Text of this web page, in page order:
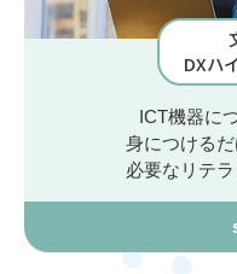
DXハ
ICT機器に
身につける
必要なリテラ